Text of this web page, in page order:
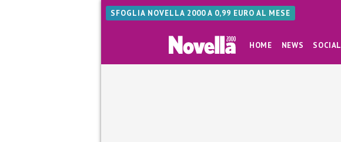
SFOGLIA NOVELLA 2000 A 0,99 EURO AL MESE
HOME NEWS SOCIAL